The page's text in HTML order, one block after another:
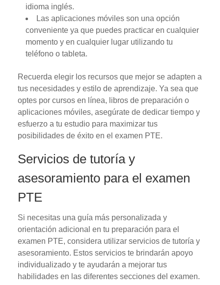
idioma inglés.
Las aplicaciones móviles son una opción
conveniente ya que puedes practicar en cualquier
momento y en cualquier lugar utilizando tu
teléfono o tableta.
Recuerda elegir los recursos que mejor se adapten a
tus necesidades y estilo de aprendizaje. Ya sea que
optes por cursos en línea, libros de preparación o
aplicaciones móviles, asegúrate de dedicar tiempo y
esfuerzo a tu estudio para maximizar tus
posibilidades de éxito en el examen PTE.
Servicios de tutoría y
asesoramiento para el examen
PTE
Si necesitas una guía más personalizada y
orientación adicional en tu preparación para el
examen PTE, considera utilizar servicios de tutoría y
asesoramiento. Estos servicios te brindarán apoyo
individualizado y te ayudarán a mejorar tus
habilidades en las diferentes secciones del examen.